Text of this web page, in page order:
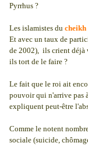
Pyrrhus ?
Les islamistes du cheikh
Et avec un taux de
de 2002), ils crient déjà
ils tort de le faire ?
Le fait que le roi ait
pouvoir qui n'arrive pas
expliquent peut-être
Comme le notent
sociale (suicide,